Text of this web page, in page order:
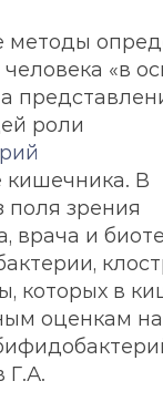
методы
«в
роли
кишечника. В
поля зрения
врача и
которых в
оценкам